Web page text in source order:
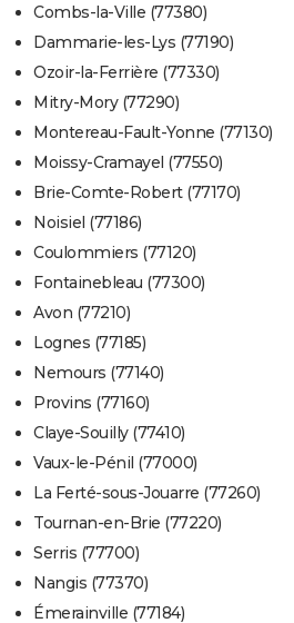
Combs-la-Ville (77380)
Dammarie-les-Lys (77190)
Ozoir-la-Ferrière (77330)
Mitry-Mory (77290)
Montereau-Fault-Yonne (77130)
Moissy-Cramayel (77550)
Brie-Comte-Robert (77170)
Noisiel (77186)
Coulommiers (77120)
Fontainebleau (77300)
Avon (77210)
Lognes (77185)
Nemours (77140)
Provins (77160)
Claye-Souilly (77410)
Vaux-le-Pénil (77000)
La Ferté-sous-Jouarre (77260)
Tournan-en-Brie (77220)
Serris (77700)
Nangis (77370)
Émerainville (77184)